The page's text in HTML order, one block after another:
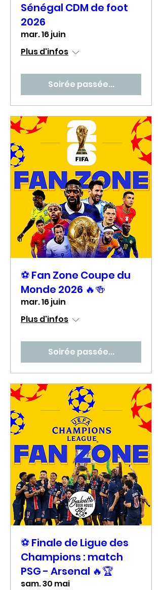
Sénégal CDM de foot
2026
mar. 16 juin
Plus d'infos
Soirée passée...
⚽ Fan Zone Coupe du
Monde 2026 🔥🍻
mar. 16 juin
Plus d'infos
Soirée passée...
⚽ Finale de Ligue des
Champions : match
PSG - Arsenal 🔥🏆
sam. 30 mai